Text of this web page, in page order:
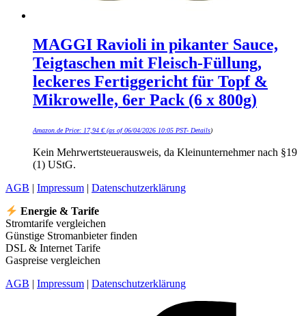
MAGGI Ravioli in pikanter Sauce,
Teigtaschen mit Fleisch-Füllung,
leckeres Fertiggericht für Topf &
Mikrowelle, 6er Pack (6 x 800g)
Amazon.de Price: 17,94 €(as of 06/04/2026 10:05 PST- Details)
Kein Mehrwertsteuerausweis, da Kleinunternehmer nach §19
(1) UStG.
AGB | Impressum | Datenschutzerklärung
Energie & Tarife
Stromtarife vergleichen
Günstige Stromanbieter finden
DSL & Internet Tarife
Gaspreise vergleichen
AGB | Impressum | Datenschutzerklärung